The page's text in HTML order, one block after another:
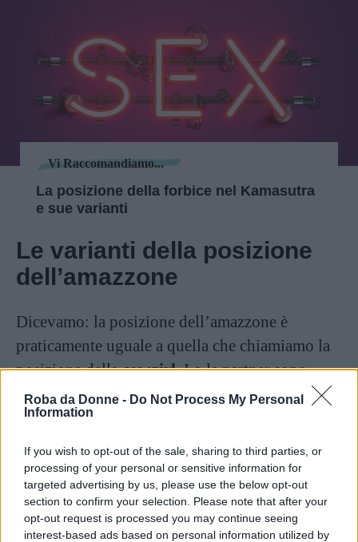
Roba da Donne - Do Not Process My Personal
Information
If you wish to opt-out of the sale, sharing to third parties, or
processing of your personal or sensitive information for
targeted advertising by us, please use the below opt-out
section to confirm your selection. Please note that after your
opt-out request is processed you may continue seeing
interest-based ads based on personal information utilized by
Vi Raccomandiamo...
La posizione della forbice nel Kamasutra
e sue varianti
Le varianti della posizione
dell’amazzone
Dicevamo: la posizione dell’amazzone è
praticamente uguale a quella che chiamiamo la
posizione dellacowgirl. I o le partner sono
rivolti uno verso l’altra. Le varianti sono quindi
assolutamente simili a quella della cowgirl e
Continua a leggere dopo la pubblicità